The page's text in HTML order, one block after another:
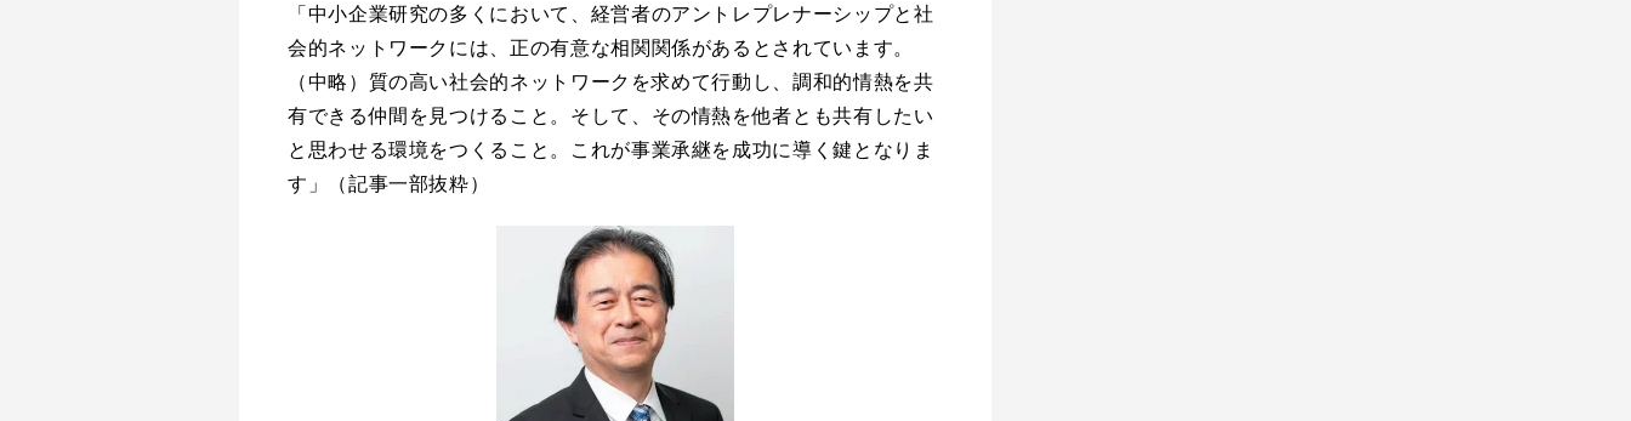
「中小企業研究の多くにおいて、経営者のアントレプレナーシップと社
会的ネットワークには、正の有意な相関関係があるとされています。
（中略）質の高い社会的ネットワークを求めて行動し、調和的情熱を共
有できる仲間を見つけること。そして、その情熱を他者とも共有したい
と思わせる環境をつくること。これが事業承継を成功に導く鍵となりま
す」（記事一部抜粋）